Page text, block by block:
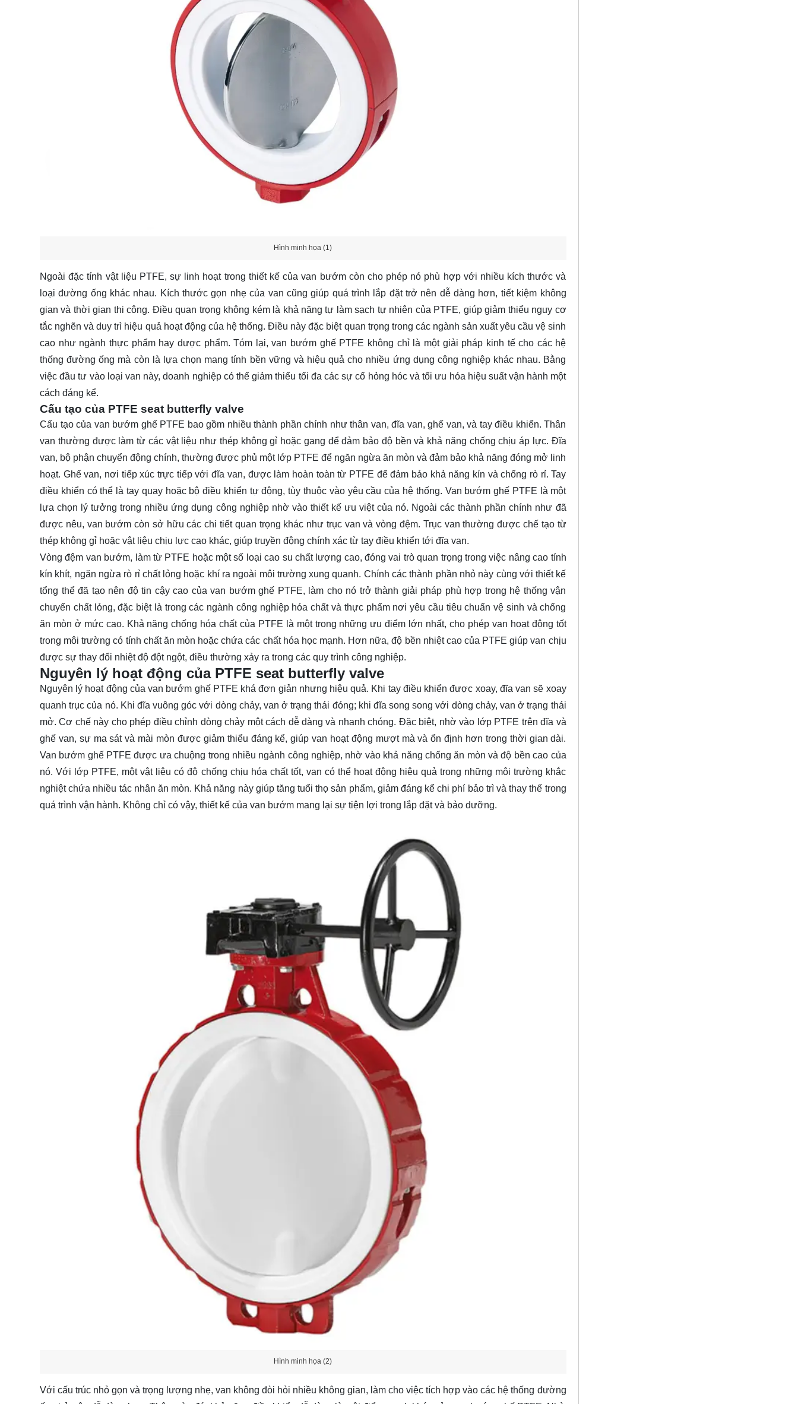
Hình minh họa (1)
Ngoài đặc tính vật liệu PTFE, sự linh hoạt trong thiết kế của van bướm còn cho phép nó phù hợp với nhiều kích thước và
loại đường ống khác nhau. Kích thước gọn nhẹ của van cũng giúp quá trình lắp đặt trở nên dễ dàng hơn, tiết kiệm không
gian và thời gian thi công. Điều quan trọng không kém là khả năng tự làm sạch tự nhiên của PTFE, giúp giảm thiểu nguy cơ
tắc nghẽn và duy trì hiệu quả hoạt động của hệ thống. Điều này đặc biệt quan trọng trong các ngành sản xuất yêu cầu vệ sinh
cao như ngành thực phẩm hay dược phẩm. Tóm lại, van bướm ghế PTFE không chỉ là một giải pháp kinh tế cho các hệ
thống đường ống mà còn là lựa chọn mang tính bền vững và hiệu quả cho nhiều ứng dụng công nghiệp khác nhau. Bằng
việc đầu tư vào loại van này, doanh nghiệp có thể giảm thiểu tối đa các sự cố hỏng hóc và tối ưu hóa hiệu suất vận hành một
cách đáng kể.
Cấu tạo của PTFE seat butterfly valve
Cấu tạo của van bướm ghế PTFE bao gồm nhiều thành phần chính như thân van, đĩa van, ghế van, và tay điều khiển. Thân
van thường được làm từ các vật liệu như thép không gỉ hoặc gang để đảm bảo độ bền và khả năng chống chịu áp lực. Đĩa
van, bộ phận chuyển động chính, thường được phủ một lớp PTFE để ngăn ngừa ăn mòn và đảm bảo khả năng đóng mở linh
hoạt. Ghế van, nơi tiếp xúc trực tiếp với đĩa van, được làm hoàn toàn từ PTFE để đảm bảo khả năng kín và chống rò rỉ. Tay
điều khiển có thể là tay quay hoặc bộ điều khiển tự động, tùy thuộc vào yêu cầu của hệ thống. Van bướm ghế PTFE là một
lựa chọn lý tưởng trong nhiều ứng dụng công nghiệp nhờ vào thiết kế ưu việt của nó. Ngoài các thành phần chính như đã
được nêu, van bướm còn sở hữu các chi tiết quan trọng khác như trục van và vòng đệm. Trục van thường được chế tạo từ
thép không gỉ hoặc vật liệu chịu lực cao khác, giúp truyền động chính xác từ tay điều khiển tới đĩa van.
Vòng đệm van bướm, làm từ PTFE hoặc một số loại cao su chất lượng cao, đóng vai trò quan trọng trong việc nâng cao tính
kín khít, ngăn ngừa rò rỉ chất lỏng hoặc khí ra ngoài môi trường xung quanh. Chính các thành phần nhỏ này cùng với thiết kế
tổng thể đã tạo nên độ tin cậy cao của van bướm ghế PTFE, làm cho nó trở thành giải pháp phù hợp trong hệ thống vận
chuyển chất lỏng, đặc biệt là trong các ngành công nghiệp hóa chất và thực phẩm nơi yêu cầu tiêu chuẩn vệ sinh và chống
ăn mòn ở mức cao. Khả năng chống hóa chất của PTFE là một trong những ưu điểm lớn nhất, cho phép van hoạt động tốt
trong môi trường có tính chất ăn mòn hoặc chứa các chất hóa học mạnh. Hơn nữa, độ bền nhiệt cao của PTFE giúp van chịu
được sự thay đổi nhiệt độ đột ngột, điều thường xảy ra trong các quy trình công nghiệp.
Nguyên lý hoạt động của PTFE seat butterfly valve
Nguyên lý hoạt động của van bướm ghế PTFE khá đơn giản nhưng hiệu quả. Khi tay điều khiển được xoay, đĩa van sẽ xoay
quanh trục của nó. Khi đĩa vuông góc với dòng chảy, van ở trạng thái đóng; khi đĩa song song với dòng chảy, van ở trạng thái
mở. Cơ chế này cho phép điều chỉnh dòng chảy một cách dễ dàng và nhanh chóng. Đặc biệt, nhờ vào lớp PTFE trên đĩa và
ghế van, sự ma sát và mài mòn được giảm thiểu đáng kể, giúp van hoạt động mượt mà và ổn định hơn trong thời gian dài.
Van bướm ghế PTFE được ưa chuộng trong nhiều ngành công nghiệp, nhờ vào khả năng chống ăn mòn và độ bền cao của
nó. Với lớp PTFE, một vật liệu có độ chống chịu hóa chất tốt, van có thể hoạt động hiệu quả trong những môi trường khắc
nghiệt chứa nhiều tác nhân ăn mòn. Khả năng này giúp tăng tuổi thọ sản phẩm, giảm đáng kể chi phí bảo trì và thay thế trong
quá trình vận hành. Không chỉ có vậy, thiết kế của van bướm mang lại sự tiện lợi trong lắp đặt và bảo dưỡng.
Hình minh họa (2)
Với cấu trúc nhỏ gọn và trọng lượng nhẹ, van không đòi hỏi nhiều không gian, làm cho việc tích hợp vào các hệ thống đường